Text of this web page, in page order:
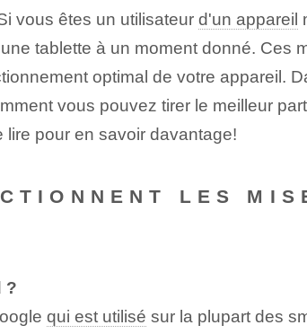
vous êtes un utilisateur d'un appareil
tablette à un moment donné. Ces
optimal de votre appareil.
vous pouvez tirer le meilleur
pour en savoir davantage!
LES
?
qui est utilisé sur la plupart des